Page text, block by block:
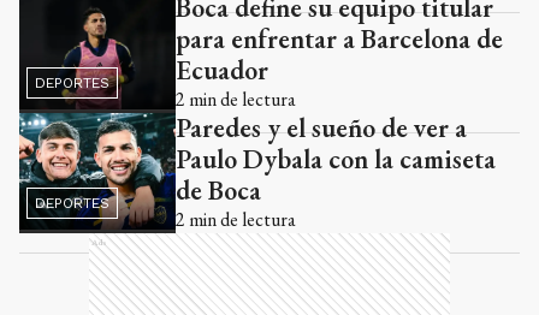
DEPORTES
Boca define su equipo titular
para enfrentar a Barcelona de
Ecuador
2 min de lectura
DEPORTES
Paredes y el sueño de ver a
Paulo Dybala con la camiseta
de Boca
2 min de lectura
Ads